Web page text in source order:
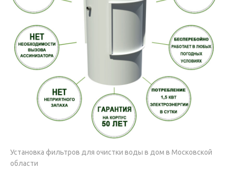
Установка фильтров для очистки воды в дом в Московской
области